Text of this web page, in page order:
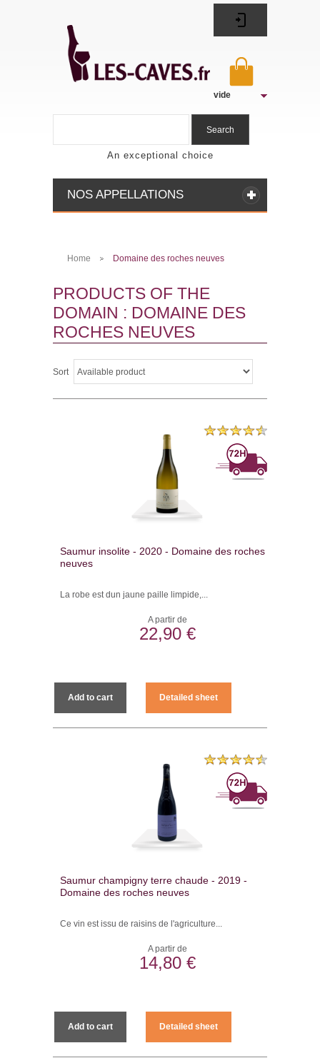
An exceptional choice
vide
NOS APPELLATIONS
Search
Home
Domaine des roches neuves
PRODUCTS OF THE
DOMAIN : DOMAINE DES
ROCHES NEUVES
Sort
Saumur insolite - 2020 - Domaine des roches
neuves
La robe est dun jaune paille limpide,...
A partir de
22,90 €
Add to cart Detailed sheet
Saumur champigny terre chaude - 2019 -
Domaine des roches neuves
Ce vin est issu de raisins de l'agriculture...
A partir de
14,80 €
Add to cart Detailed sheet